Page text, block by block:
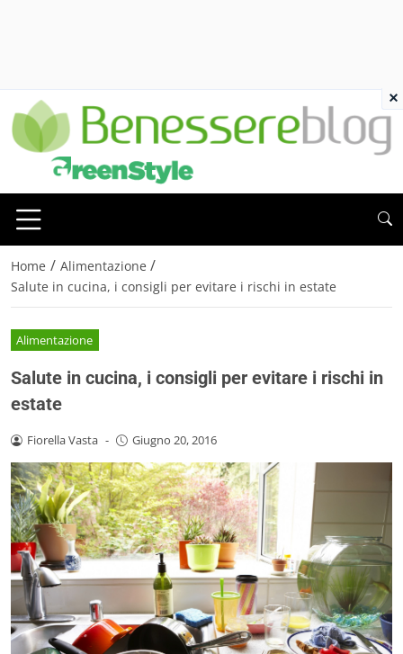
Home / Alimentazione /
Salute in cucina, i consigli per evitare i rischi in estate
Alimentazione
Salute in cucina, i consigli per evitare i rischi in
estate
Fiorella Vasta - Giugno 20, 2016
×